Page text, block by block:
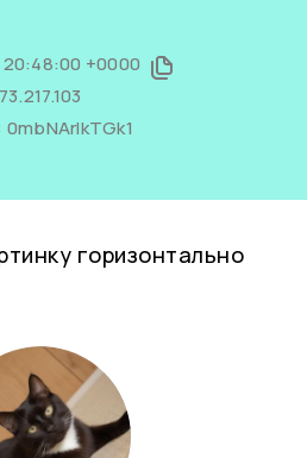
+0000
0mbNArlkTGk1
горизонтально